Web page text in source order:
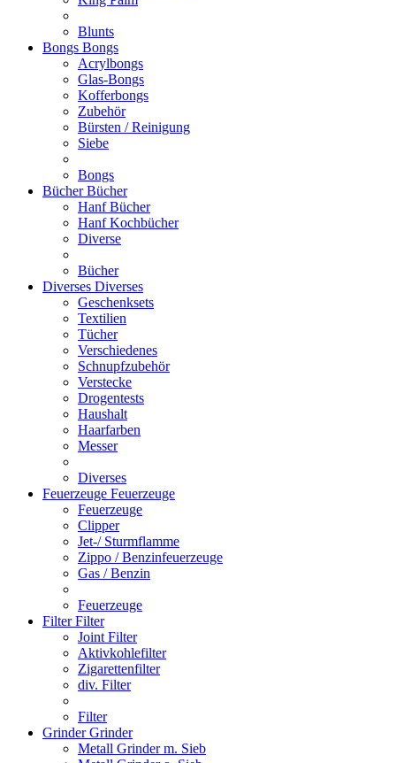
Blunts
Bongs Bongs
Acrylbongs
Glas-Bongs
Kofferbongs
Zubehör
Bürsten / Reinigung
Siebe
Bongs
BücherBücher
Hanf Bücher
Hanf Kochbücher
Diverse
Bücher
Diverses Diverses
Geschenksets
Textilien
Tücher
Verschiedenes
Schnupfzubehör
Verstecke
Drogentests
Haushalt
Haarfarben
Messer
Diverses
Feuerzeuge Feuerzeuge
Feuerzeuge
Clipper
Jet-/ Sturmflamme
Zippo / Benzinfeuerzeuge
Gas / Benzin
Feuerzeuge
FilterFilter
Joint Filter
Aktivkohlefilter
Zigarettenfilter
div. Filter
Filter
GrinderGrinder
Metall Grinder m. Sieb